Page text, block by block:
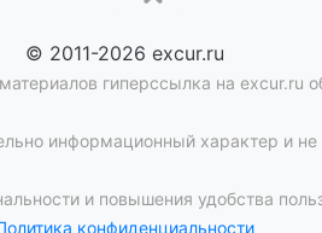
© 2011-2026 excur.ru
гиперссылка на excur.ru
информационный характер и не
и повышения удобства
конфиденциальности